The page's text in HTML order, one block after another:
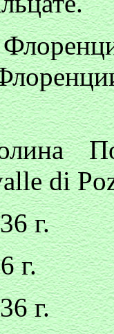
di
г.
г.
г.